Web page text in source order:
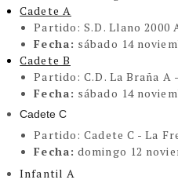
Cadete A
Partido:S.D. Llano 2000
Fecha: sábado 14
Cadete B
Partido:C.D. La Braña A
Fecha: sábado 14
Cadete C
Partido:Cadete C - La
Fecha: domingo 12
Infantil A